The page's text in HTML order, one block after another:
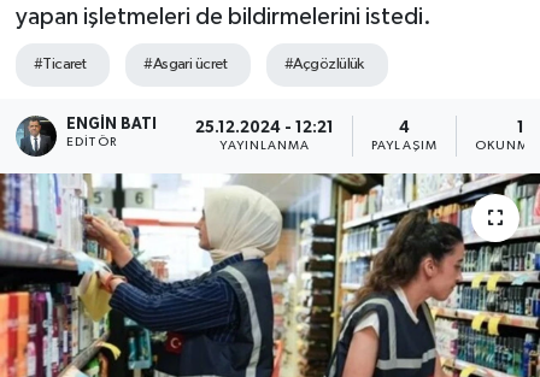
yapan işletmeleri de bildirmelerini istedi.
#Ticaret #Asgari ücret #Açgözlülük
ENGIN BATI
EDITÖR
25.12.2024 - 12:21
YAYINLANMA
4
PAYLAŞIM
1
OKUNMA